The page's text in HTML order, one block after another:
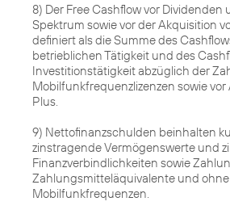
8) Der Free Cashflow vor
Spektrum sowie vor der Akquisition
definiert als die Summe des
betrieblichen Tätigkeit und des
Investitionstätigkeit abzüglich der
Mobilfunkfrequenzlizenzen sowie
Plus.
9) Nettofinanzschulden beinhalten
zinstragende Vermögenswerte und
Finanzverbindlichkeiten sowie
Zahlungsmitteläquivalente und
Mobilfunkfrequenzen.